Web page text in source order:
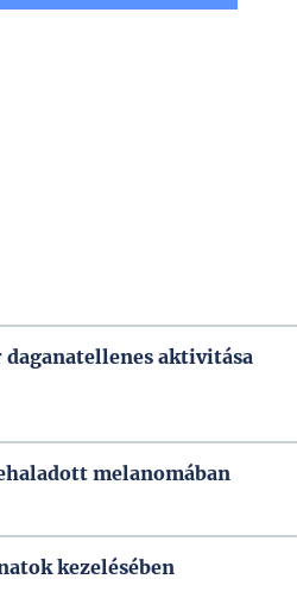
aktivitása
melanomában
kezelésében